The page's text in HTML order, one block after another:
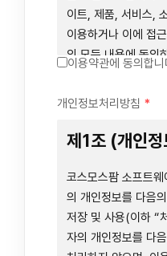
이트, 제품, 서비스,
이용하거나 이에 접
의 모든 내용에 동의
귀하가 본 이용약관
련 장비 등을 이용하
즉시 중단하여야 합
전에 본 이용약관의
바랍니다.
이용약관에 동의합니
개인정보처리방침 *
제1조 (개인
코스모스팜 소프트
의 개인정보를 다음
저장 및 사용(이하 “
자의 개인정보를 다